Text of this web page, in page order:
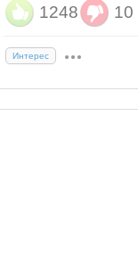
1248 10
Интерес